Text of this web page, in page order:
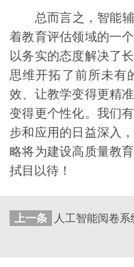
总而言之，智能辅
着教育评估领域的一
以务实的态度解决了
思维开拓了前所未有
效、让教学变得更精
变得更个性化。我们
步和应用的日益深入
略将为建设高质量教
拭目以待！
上一条